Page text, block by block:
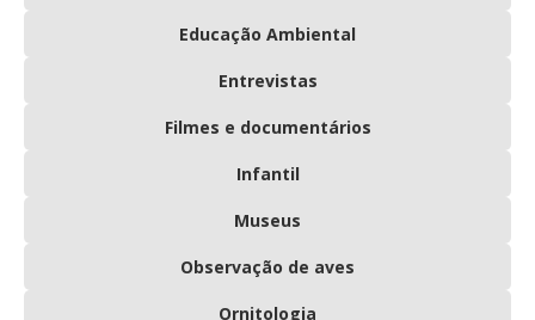
Educação Ambiental
Entrevistas
Filmes e documentários
Infantil
Museus
Observação de aves
Ornitologia